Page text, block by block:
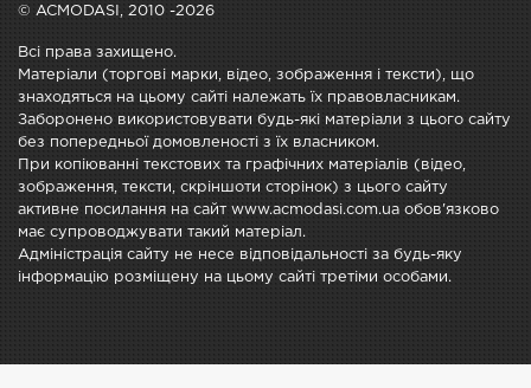
© ACMODASI, 2010 -2026
Всі права захищено.
Матеріали (торгові марки, відео, зображення і тексти), що
знаходяться на цьому сайті належать їх правовласникам.
Заборонено використовувати будь-які матеріали з цього сайту
без попередньої домовленості з їх власником.
При копіюванні текстових та графічних матеріалів (відео,
зображення, тексти, скріншоти сторінок) з цього сайту
активне посилання на сайт www.acmodasi.com.ua обов'язково
має супроводжувати такий матеріал.
Адміністрація сайту не несе відповідальності за будь-яку
інформацію розміщену на цьому сайті третіми особами.